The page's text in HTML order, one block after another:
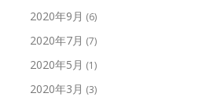
2020年9月 (6)
2020年7月 (7)
2020年5月 (1)
2020年3月 (3)